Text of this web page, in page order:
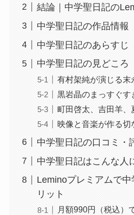
結論｜中学聖日記の
中学聖日記の作品情報
中学聖日記のあらすじ
中学聖日記の見どころ
有村架純が演じる
黒岩晶のまっすぐす
町田啓太、吉田羊
映像と音楽が作る切
中学聖日記の口コミ・
中学聖日記はこんな人
Leminoプレミアムで
リット
月額990円（税込）